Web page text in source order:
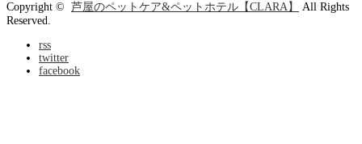
Copyright © 芦屋のペットケア&ペットホテル【CLARA】
All Rights
Reserved.
rss
twitter
facebook